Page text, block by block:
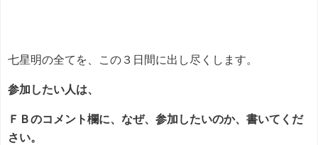
七星明の全てを、この３日間に出し尽くします。
参加したい人は、
ＦＢのコメント欄に、なぜ、参加したいのか、書いてくだ
さい。